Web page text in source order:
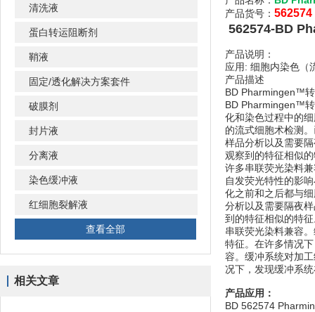
清洗液
蛋白转运阻断剂
鞘液
固定/透化解决方案套件
破膜剂
封片液
分离液
染色缓冲液
红细胞裂解液
查看全部
相关文章
产品货号： 562574
562574-BD
产品说明：
应用: 细胞内染色（
产品描述
BD Pharmingen™转
BD Pharmingen™转
化和染色过程中的
的流式细胞术检测
样品分析以及需要
观察到的特征相似
许多串联荧光染料
自发荧光特性的影
化之前和之后都与
分析以及需要隔夜
到的特征相似的特
串联荧光染料兼容
特征。在许多情况
容。缓冲系统对加
况下，发现缓冲系
产品应用：
BD 562574